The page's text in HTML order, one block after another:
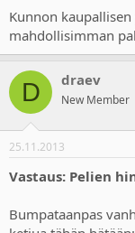
Kunnon
mahdollisimman
D draev
New Member
25.11.2013
Vastaus: Pelien
Bumpataanpas